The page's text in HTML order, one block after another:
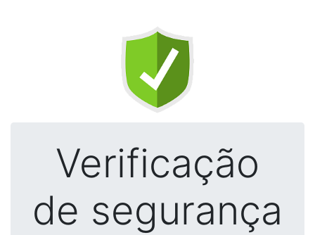
Verificação
de segurança